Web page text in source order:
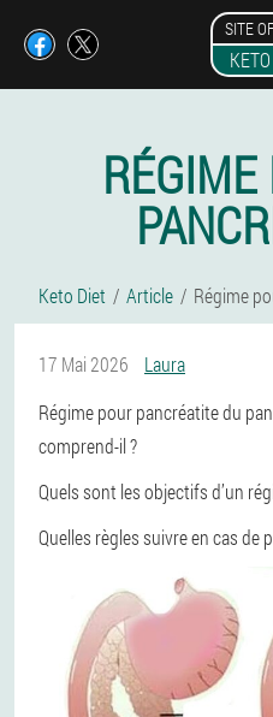
SITE
Keto Diet Article Régime
17 Mai 2026
Laura
Régime pour pancréatite du
comprend-il ?
Quels sont les objectifs d’un
Quelles règles suivre en cas de